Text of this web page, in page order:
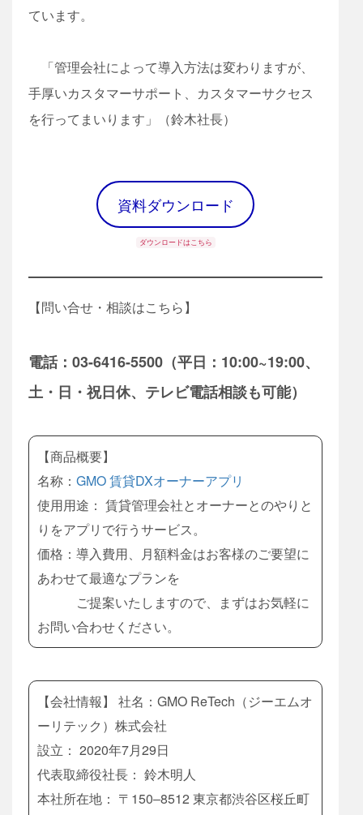
ています。
「管理会社によって導入方法は変わりますが、
手厚いカスタマーサポート、カスタマーサクセス
を行ってまいります」（鈴木社長）
資料ダウンロード
ダウンロードはこちら
【問い合せ・相談はこちら】
電話：03-6416-5500（平日：10:00~19:00、
土・日・祝日休、テレビ電話相談も可能）
【商品概要】
名称： GMO 賃貸DXオーナーアプリ
使用用途： 賃貸管理会社とオーナーとのやりと
りをアプリで行うサービス。
価格：導入費用、月額料金はお客様のご要望に
あわせて最適なプランを
ご提案いたしますので、まずはお気軽に
お問い合わせください。
【会社情報】 社名：GMO ReTech（ジーエムオ
ーリテック）株式会社
設立： 2020年7月29日
代表取締役社長： 鈴木明人
本社所在地： 〒150‒8512 東京都渋谷区桜丘町